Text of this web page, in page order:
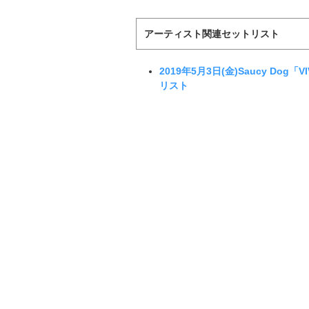
アーティスト関連セットリスト
2019年5月3日(金)Saucy Dog「
リスト